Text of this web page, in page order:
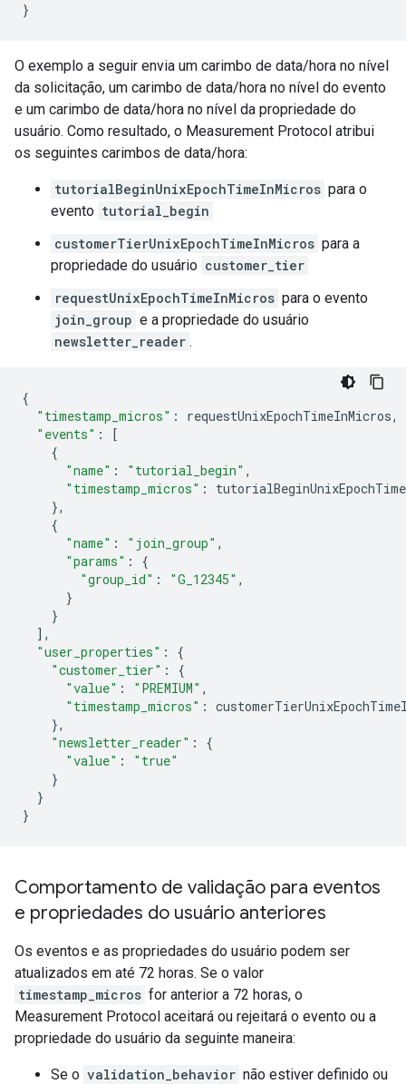
}
O exemplo a seguir envia um carimbo de data/hora no nível
da solicitação, um carimbo de data/hora no nível do evento
e um carimbo de data/hora no nível da propriedade do
usuário. Como resultado, o Measurement Protocol atribui
os seguintes carimbos de data/hora:
tutorialBeginUnixEpochTimeInMicros para o
evento tutorial_begin
customerTierUnixEpochTimeInMicros para a
propriedade do usuário customer_tier
requestUnixEpochTimeInMicros para o evento
join_group e a propriedade do usuário
newsletter_reader .
{
"timestamp_micros" : requestUnixEpochTimeInMicros,
"events" :
[
{
"name" : "tutorial_begin" ,
"timestamp_micros" :
},
{
"name" : "join_group" ,
"params" :
{
"group_id" : "G_12345" ,
}
}
],
"user_properties" :
{
"customer_tier" :
{
"value" : "PREMIUM" ,
"timestamp_micros" :
},
"newsletter_reader" :
{
"value" :
"true"
}
}
}
Comportamento de validação para eventos
e propriedades do usuário anteriores
Os eventos e as propriedades do usuário podem ser
atualizados em até 72 horas. Se o valor
timestamp_micros for anterior a 72 horas, o
Measurement Protocol aceitará ou rejeitará o evento ou a
propriedade do usuário da seguinte maneira:
Se o validation_behavior não estiver definido ou